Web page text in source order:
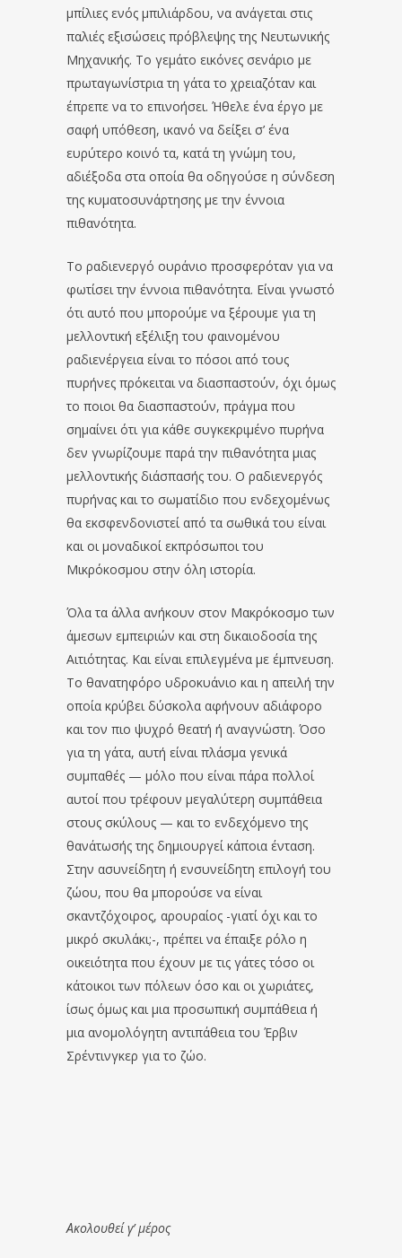
μπίλιες ενός μπιλιάρδου, να ανάγεται στις
παλιές εξισώσεις πρόβλεψης της Νευτωνικής
Μηχανικής. Το γεμάτο εικόνες σενάριο με
πρωταγωνίστρια τη γάτα το χρειαζόταν και
έπρεπε να το επινοήσει. Ήθελε ένα έργο με
σαφή υπόθεση, ικανό να δείξει σ’ ένα
ευρύτερο κοινό τα, κατά τη γνώμη του,
αδιέξοδα στα οποία θα οδηγούσε η σύνδεση
της κυματοσυνάρτησης με την έννοια
πιθανότητα.
Το ραδιενεργό ουράνιο προσφερόταν για να
φωτίσει την έννοια πιθανότητα. Είναι γνωστό
ότι αυτό που μπορούμε να ξέρουμε για τη
μελλοντική εξέλιξη του φαινομένου
ραδιενέργεια είναι το πόσοι από τους
πυρήνες πρόκειται να διασπαστούν, όχι όμως
το ποιοι θα διασπαστούν, πράγμα που
σημαίνει ότι για κάθε συγκεκριμένο πυρήνα
δεν γνωρίζουμε παρά την πιθανότητα μιας
μελλοντικής διάσπασής του. Ο ραδιενεργός
πυρήνας και το σωματίδιο που ενδεχομένως
θα εκσφενδονιστεί από τα σωθικά του είναι
και οι μοναδικοί εκπρόσωποι του
Μικρόκοσμου στην όλη ιστορία.
Όλα τα άλλα ανήκουν στον Μακρόκοσμο των
άμεσων εμπειριών και στη δικαιοδοσία της
Αιτιότητας. Και είναι επιλεγμένα με έμπνευση.
Το θανατηφόρο υδροκυάνιο και η απειλή την
οποία κρύβει δύσκολα αφήνουν αδιάφορο
και τον πιο ψυχρό θεατή ή αναγνώστη. Όσο
για τη γάτα, αυτή είναι πλάσμα γενικά
συμπαθές — μόλο που είναι πάρα πολλοί
αυτοί που τρέφουν μεγαλύτερη συμπάθεια
στους σκύλους — και το ενδεχόμενο της
θανάτωσής της δημιουργεί κάποια ένταση.
Στην ασυνείδητη ή ενσυνείδητη επιλογή του
ζώου, που θα μπορούσε να είναι
σκαντζόχοιρος, αρουραίος -γιατί όχι και το
μικρό σκυλάκι;-, πρέπει να έπαιξε ρόλο η
οικειότητα που έχουν με τις γάτες τόσο οι
κάτοικοι των πόλεων όσο και οι χωριάτες,
ίσως όμως και μια προσωπική συμπάθεια ή
μια ανομολόγητη αντιπάθεια του Έρβιν
Σρέντινγκερ για το ζώο.
Ακολουθεί γ’ μέρος